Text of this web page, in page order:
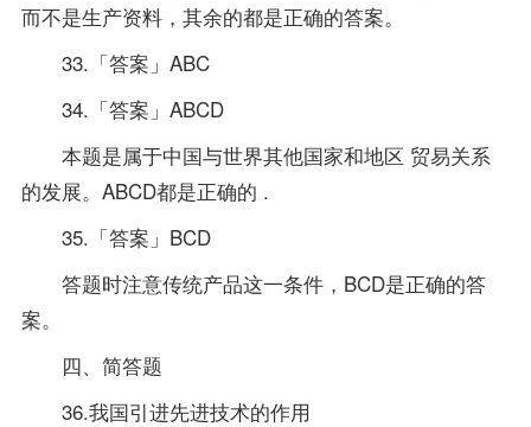
而不是生产资料，其余的都是正确的答案。
33.「答案」ABC
34.「答案」ABCD
本题是属于中国与世界其他国家和地区 贸易关系
的发展。ABCD都是正确的 .
35.「答案」BCD
答题时注意传统产品这一条件，BCD是正确的答
案。
四、简答题
36.我国引进先进技术的作用